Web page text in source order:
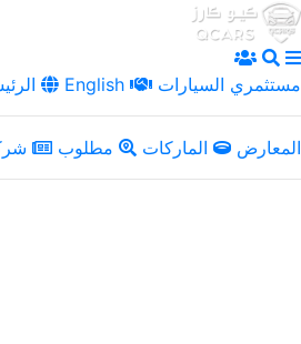
English مستثمري السيارات
المعارض الماركات مطلوب